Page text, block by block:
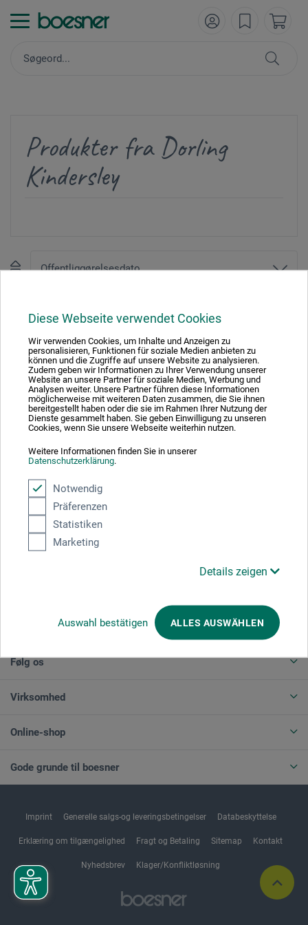
Diese Webseite verwendet Cookies
Wir verwenden Cookies, um Inhalte und Anzeigen zu
personalisieren, Funktionen für soziale Medien anbieten zu
können und die Zugriffe auf unsere Website zu analysieren.
Zudem geben wir Informationen zu Ihrer Verwendung unserer
Website an unsere Partner für soziale Medien, Werbung und
Analysen weiter. Unsere Partner führen diese Informationen
möglicherweise mit weiteren Daten zusammen, die Sie ihnen
bereitgestellt haben oder die sie im Rahmen Ihrer Nutzung der
Dienste gesammelt haben. Sie geben Einwilligung zu unseren
Cookies, wenn Sie unsere Webseite weiterhin nutzen.
Weitere Informationen finden Sie in unserer
Datenschutzerklärung.
Notwendig
Präferenzen
Statistiken
Marketing
Details zeigen
Auswahl bestätigen ALLES AUSWÄHLEN
Produkter fra Dorling
Kindersley
Absolut sikker
ANNULLER BESTILLING
Følg os
Virksomhed
Online-shop
Gode grunde til boesner
Imprint Generelle salgs-og leveringsbetingelser Databeskyttelse
Erklæring om tilgængelighed Fragt og Betaling Sitemap Kontakt
Nyhedsbrev Klager/Konfliktløsning